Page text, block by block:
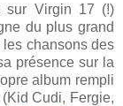
sur Virgin 17 (!)
du plus grand
chansons des
présence sur la
album rempli
Cudi, Fergie,